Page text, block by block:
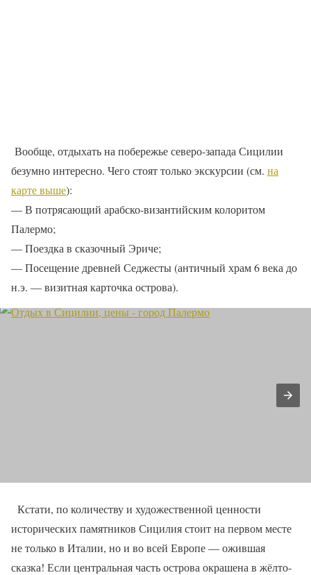
Вообще, отдыхать на побережье северо-запада Сицилии
безумно интересно. Чего стоят только экскурсии (см. на
карте выше):
— В потрясающий арабско-византийским колоритом
Палермо;
— Поездка в сказочный Эриче;
— Посещение древней Седжесты (античный храм 6 века до
н.э. — визитная карточка острова).
Кстати, по количеству и художественной ценности
исторических памятников Сицилия стоит на первом месте
не только в Италии, но и во всей Европе — ожившая
сказка! Если центральная часть острова окрашена в жёлто-